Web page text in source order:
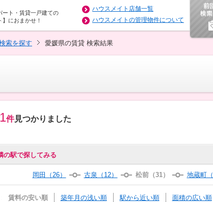
ート・賃貸一戸建ての
におまかせ！
ハウスメイト店舗一覧
ハウスメイトの管理物件について
索を探す 愛媛県の賃貸 検索結果
件見つかりました
の駅で探してみる
岡田（26） 古泉（12） 松前（31） 地蔵町（
賃料の安い順 築年月の浅い順 駅から近い順 面積の広い順